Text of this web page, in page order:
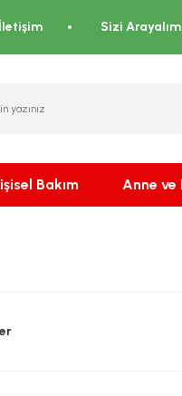
İletişim Sizi Arayalım
Bakım Anne ve